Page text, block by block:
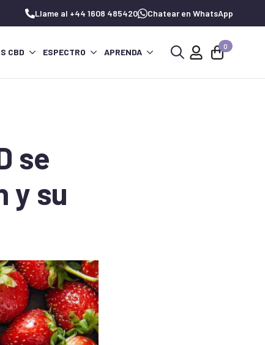
Llame al +44 1608 485420 Chatear en WhatsApp
CBD ESPECTRO APRENDA
0
se
y su